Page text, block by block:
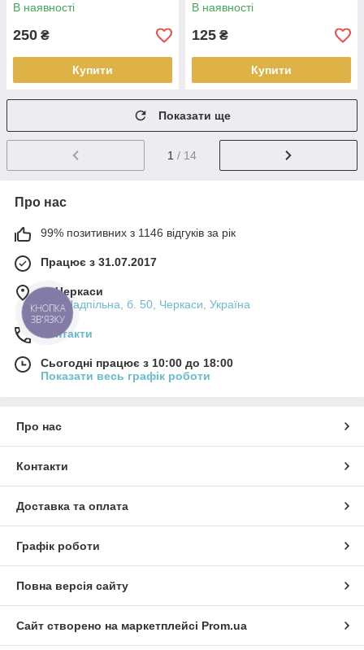
В наявності
250 ₴
Купити
В наявності
125 ₴
Купити
Показати ще
1 / 14
Про нас
99% позитивних з 1146 відгуків за рік
Працює з 31.07.2017
м. Черкаси
вул. Надпільна, б. 50, Черкаси, Україна
Контакти
Сьогодні працює з 10:00 до 18:00
Показати весь графік роботи
Про нас
Контакти
Доставка та оплата
Графік роботи
Повна версія сайту
Сайт створено на маркетплейсі Prom.ua
КНОПКА
ЗВ'ЯЗКУ